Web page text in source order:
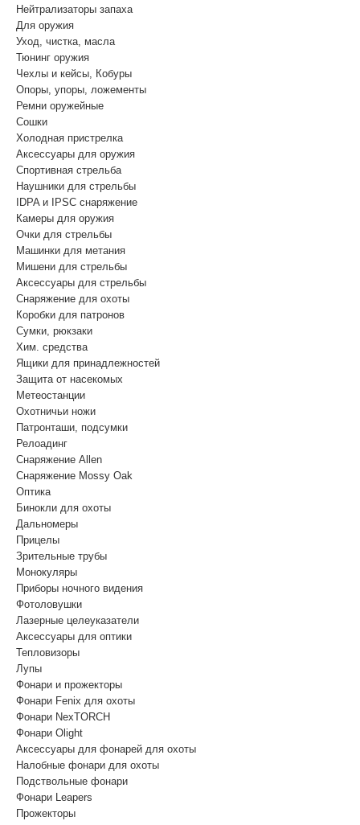
Нейтрализаторы запаха
Для оружия
Уход, чистка, масла
Тюнинг оружия
Чехлы и кейсы, Кобуры
Опоры, упоры, ложементы
Ремни оружейные
Сошки
Холодная пристрелка
Аксессуары для оружия
Спортивная стрельба
Наушники для стрельбы
IDPA и IPSC снаряжение
Камеры для оружия
Очки для стрельбы
Машинки для метания
Мишени для стрельбы
Аксессуары для стрельбы
Снаряжение для охоты
Коробки для патронов
Сумки, рюкзаки
Хим. средства
Ящики для принадлежностей
Защита от насекомых
Метеостанции
Охотничьи ножи
Патронташи, подсумки
Релоадинг
Снаряжение Allen
Снаряжение Mossy Oak
Оптика
Бинокли для охоты
Дальномеры
Прицелы
Зрительные трубы
Монокуляры
Приборы ночного видения
Фотоловушки
Лазерные целеуказатели
Аксессуары для оптики
Тепловизоры
Лупы
Фонари и прожекторы
Фонари Fenix для охоты
Фонари NexTORCH
Фонари Olight
Аксессуары для фонарей для охоты
Налобные фонари для охоты
Подствольные фонари
Фонари Leapers
Прожекторы